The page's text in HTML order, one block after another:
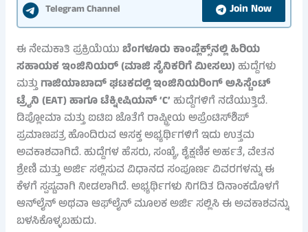
Telegram Channel Join Now
ಈ ನೇಮಕಾತಿ ಪ್ರಕ್ರಿಯೆಯುಬೆಂಗಳೂರು ಕಾಂಪ್ಲೆಕ್ಸ್‌ನಲ್ಲಿ ಹಿರಿಯ
ಸಹಾಯಕ ಇಂಜಿನಿಯರ್ (ಮಾಜಿ ಸೈನಿಕರಿಗೆ ಮೀಸಲು)ಹುದ್ದೆಗಳು
ಮತ್ತುಗಾಜಿಯಾಬಾದ್ ಘಟಕದಲ್ಲಿ ಇಂಜಿನಿಯರಿಂಗ್ ಅಸಿಸ್ಟೆಂಟ್
ಟ್ರೈನಿ (EAT) ಹಾಗೂ ಟೆಕ್ನೀಷಿಯನ್ ‘C’ಹುದ್ದೆಗಳಿಗೆ ನಡೆಯುತ್ತಿದೆ.
ಡಿಪ್ಲೋಮಾ ಮತ್ತು ಐಟಿಐ ಜೊತೆಗೆ ರಾಷ್ಟ್ರೀಯ ಅಪ್ರೆಂಟಿಸ್‌ಶಿಪ್
ಪ್ರಮಾಣಪತ್ರ ಹೊಂದಿರುವ ಆಸಕ್ತ ಅಭ್ಯರ್ಥಿಗಳಿಗೆ ಇದು ಉತ್ತಮ
ಅವಕಾಶವಾಗಿದೆ. ಹುದ್ದೆಗಳ ಹೆಸರು, ಸಂಖ್ಯೆ, ಶೈಕ್ಷಣಿಕ ಅರ್ಹತೆ, ವೇತನ
ಶ್ರೇಣಿ ಮತ್ತು ಅರ್ಜಿ ಸಲ್ಲಿಸುವ ವಿಧಾನದ ಸಂಪೂರ್ಣ ವಿವರಗಳನ್ನು ಈ
ಕೆಳಗೆ ಸ್ಪಷ್ಟವಾಗಿ ನೀಡಲಾಗಿದೆ. ಅಭ್ಯರ್ಥಿಗಳು ನಿಗದಿತ ದಿನಾಂಕದೊಳಗೆ
ಆನ್‌ಲೈನ್ ಅಥವಾ ಆಫ್‌ಲೈನ್ ಮೂಲಕ ಅರ್ಜಿ ಸಲ್ಲಿಸಿ ಈ ಅವಕಾಶವನ್ನು
ಬಳಸಿಕೊಳ್ಳಬಹುದು.